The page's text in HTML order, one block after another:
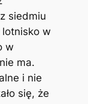
siedmiu
lotnisko w
w
ma.
i nie
się, że